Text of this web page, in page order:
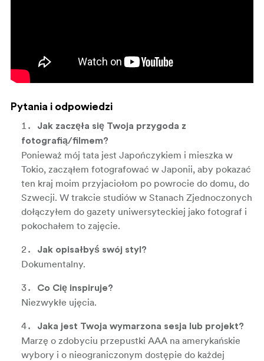
Pytania i odpowiedzi
Jak zaczęła się Twoja przygoda z
fotografią/filmem?
Ponieważ mój tata jest Japończykiem i mieszka w
Tokio, zacząłem fotografować w Japonii, aby pokazać
ten kraj moim przyjaciołom po powrocie do domu, do
Szwecji. W trakcie studiów w Stanach Zjednoczonych
dołączyłem do gazety uniwersyteckiej jako fotograf i
pokochałem to zajęcie.
Jak opisałbyś swój styl?
Dokumentalny.
Co Cię inspiruje?
Niezwykłe ujęcia.
Jaka jest Twoja wymarzona sesja lub projekt?
Marzę o zdobyciu przepustki AAA na amerykańskie
wybory i o nieograniczonym dostępie do każdej